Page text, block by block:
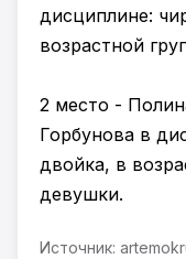
дисциплине:
возрастной
2 место -
Горбунова в
двойка, в
девушки.
Источник: